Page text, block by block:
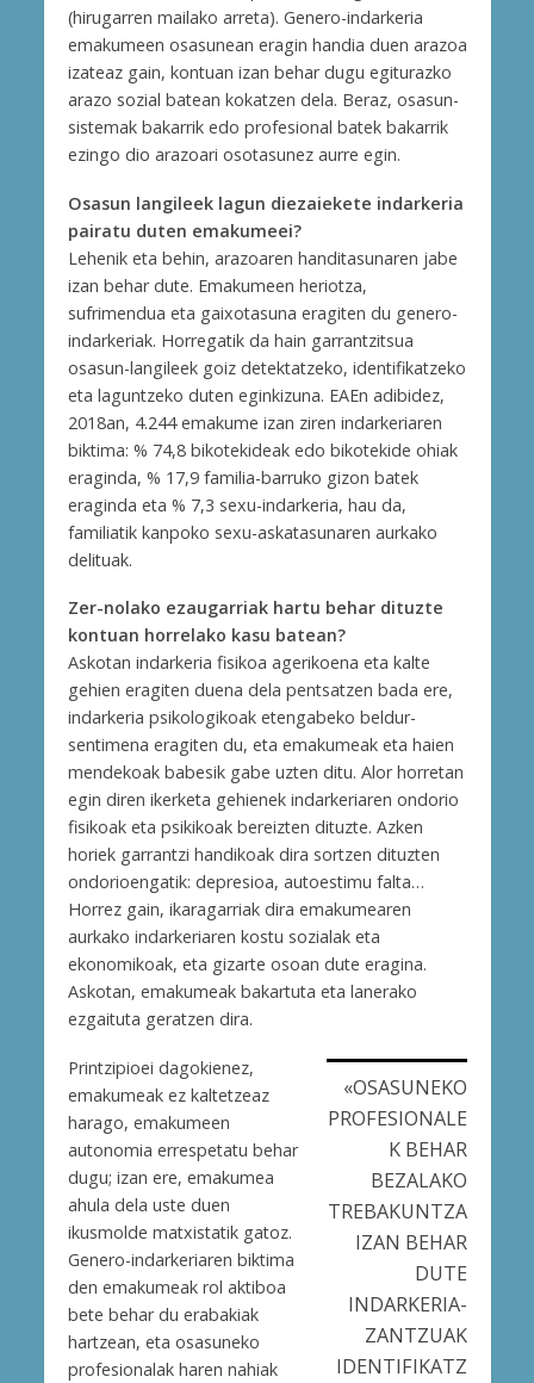
(hirugarren mailako arreta). Genero-indarkeria
emakumeen osasunean eragin handia duen arazoa
izateaz gain, kontuan izan behar dugu egiturazko
arazo sozial batean kokatzen dela. Beraz, osasun-
sistemak bakarrik edo profesional batek bakarrik
ezingo dio arazoari osotasunez aurre egin.
Osasun langileek lagun diezaiekete indarkeria
pairatu duten emakumeei?
Lehenik eta behin, arazoaren handitasunaren jabe
izan behar dute. Emakumeen heriotza,
sufrimendua eta gaixotasuna eragiten du genero-
indarkeriak. Horregatik da hain garrantzitsua
osasun-langileek goiz detektatzeko, identifikatzeko
eta laguntzeko duten eginkizuna. EAEn adibidez,
2018an, 4.244 emakume izan ziren indarkeriaren
biktima: % 74,8 bikotekideak edo bikotekide ohiak
eraginda, % 17,9 familia-barruko gizon batek
eraginda eta % 7,3 sexu-indarkeria, hau da,
familiatik kanpoko sexu-askatasunaren aurkako
delituak.
Zer-nolako ezaugarriak hartu behar dituzte
kontuan horrelako kasu batean?
Askotan indarkeria fisikoa agerikoena eta kalte
gehien eragiten duena dela pentsatzen bada ere,
indarkeria psikologikoak etengabeko beldur-
sentimena eragiten du, eta emakumeak eta haien
mendekoak babesik gabe uzten ditu. Alor horretan
egin diren ikerketa gehienek indarkeriaren ondorio
fisikoak eta psikikoak bereizten dituzte. Azken
horiek garrantzi handikoak dira sortzen dituzten
ondorioengatik: depresioa, autoestimu falta…
Horrez gain, ikaragarriak dira emakumearen
aurkako indarkeriaren kostu sozialak eta
ekonomikoak, eta gizarte osoan dute eragina.
Askotan, emakumeak bakartuta eta lanerako
ezgaituta geratzen dira.
«OSASUNEKO
PROFESIONALE
K BEHAR
BEZALAKO
TREBAKUNTZA
IZAN BEHAR
DUTE
INDARKERIA-
ZANTZUAK
IDENTIFIKATZ
Printzipioei dagokienez,
emakumeak ez kaltetzeaz
harago, emakumeen
autonomia errespetatu behar
dugu; izan ere, emakumea
ahula dela uste duen
ikusmolde matxistatik gatoz.
Genero-indarkeriaren biktima
den emakumeak rol aktiboa
bete behar du erabakiak
hartzean, eta osasuneko
profesionalak haren nahiak